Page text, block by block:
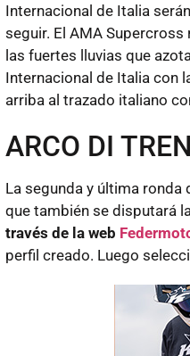
Internacional de Italia
seguir. El AMA
las fuertes lluvias que
Internacional de Italia con
arriba al trazado italiano
ARCO DI
La segunda y última
que también se disputará
través de la web
perfil creado. Luego